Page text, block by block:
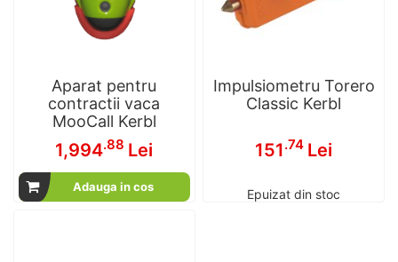
Aparat pentru
contractii vaca
MooCall Kerbl
1,994.88 Lei
Adauga in cos
Impulsiometru Torero
Classic Kerbl
151.74 Lei
Epuizat din stoc